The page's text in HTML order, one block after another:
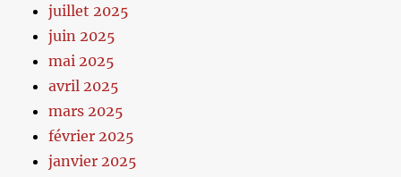
juillet 2025
juin 2025
mai 2025
avril 2025
mars 2025
février 2025
janvier 2025